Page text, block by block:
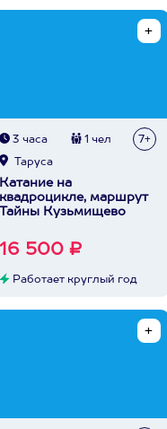
3 часа 1 чел 7+
Таруса
Катание на
квадроцикле, маршрут
Тайны Кузьмищево
16 500 ₽
Работает круглый год